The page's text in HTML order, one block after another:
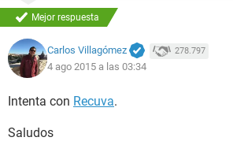
Mejor respuesta
Carlos Villagómez 278.797
4 ago 2015 a las 03:34
Intenta con Recuva.
Saludos